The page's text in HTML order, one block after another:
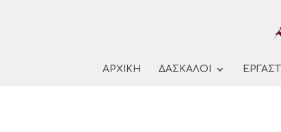
ΑΡΧΙΚΗ ΔΑΣΚΑΛΟΙ